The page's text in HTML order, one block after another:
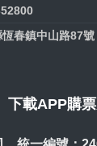
春鎮中山路87號
下載APP購